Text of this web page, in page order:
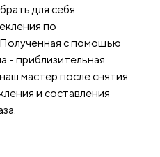
для себя
по
с помощью
- приблизительная.
мастер после снятия
и составления